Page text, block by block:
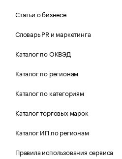
Статьи о бизнесе
Словарь PR и маркетинга
Каталог по ОКВЭД
Каталог по регионам
Каталог по категориям
Каталог торговых марок
Каталог ИП по регионам
Правила использования сервиса